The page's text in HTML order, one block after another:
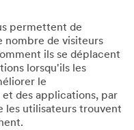
permettent de
nombre de visiteurs
ils se déplacent
lorsqu'ils les
le
des applications, par
les utilisateurs trouvent